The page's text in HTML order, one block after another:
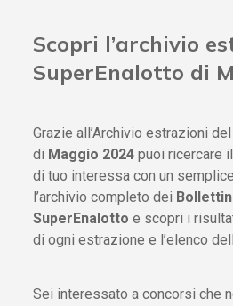
Scopri l’archivio
SuperEnalotto di
Grazie all’Archivio estrazioni
di Maggio 2024puoi ricercare
di tuo interessa con un
l’archivio completo dei
SuperEnalotto e scopri i
di ogni estrazione e l’elenco
Sei interessato a concorsi che